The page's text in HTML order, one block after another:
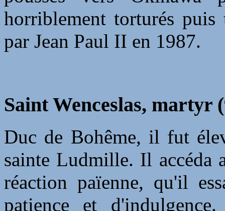
horriblement torturés puis
par Jean Paul II en 1987.
Saint Wenceslas, martyr
Duc de Bohême, il fut
sainte Ludmille. Il accéda
réaction païenne, qu'il
patience et